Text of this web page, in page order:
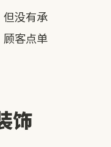
但没有承
顾客点单
饰